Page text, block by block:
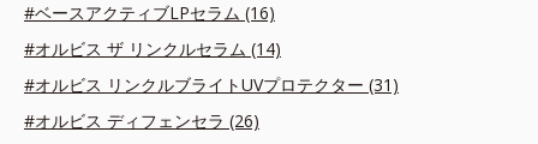
#ベースアクティブLPセラム (16)
#オルビス ザ リンクルセラム (14)
#オルビス リンクルブライトUVプロテクター (31)
#オルビス ディフェンセラ (26)